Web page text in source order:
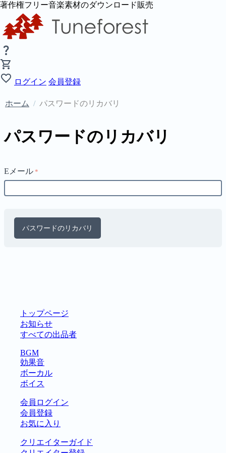
著作権フリー音楽素材のダウンロード販売
ログイン 会員登録
ホーム / パスワードのリカバリ
パスワードのリカバリ
Eメール
パスワードのリカバリ
トップページ
お知らせ
すべての出品者
BGM
効果音
ボーカル
ボイス
会員ログイン
会員登録
お気に入り
クリエイターガイド